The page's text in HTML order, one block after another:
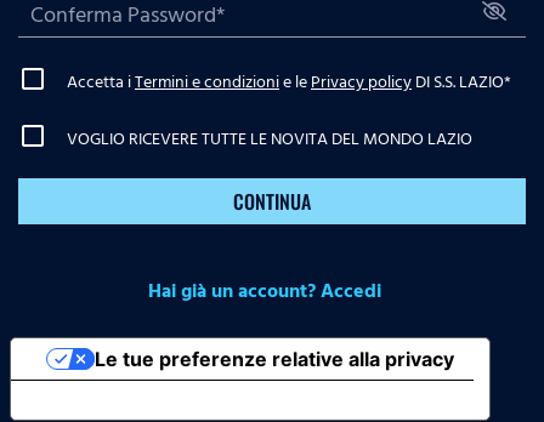
Accetta iTermini e condizionie lePrivacy policyDI S.S. LAZIO*
VOGLIO RICEVERE TUTTE LE NOVITA DEL MONDO LAZIO
CONTINUA
Hai già un account? Accedi
Le tue preferenze relative alla privacy